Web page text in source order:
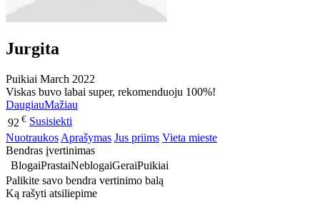
Jurgita
Puikiai March 2022
Viskas buvo labai super, rekomenduoju 100%!
DaugiauMažiau
92 € Susisiekti
Nuotraukos Aprašymas Jus priims Vieta mieste
Bendras įvertinimas
BlogaiPrastaiNeblogaiGeraiPuikiai
Palikite savo bendra vertinimo balą
Ką rašyti atsiliepime